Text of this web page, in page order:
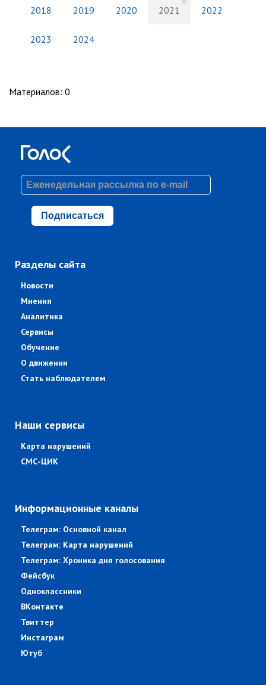
2018 2019 2020 2021 2022
2023 2024
Материалов: 0
Подписаться
Разделы сайта
Новости
Мнения
Аналитика
Сервисы
Обучение
О движении
Стать наблюдателем
Наши сервисы
Карта нарушений
СМС-ЦИК
Информационные каналы
Телеграм: Основной канал
Телеграм: Карта нарушений
Телеграм: Хроника дня голосования
Фейсбук
Одноклассники
ВКонтакте
Твиттер
Инстаграм
Ютуб